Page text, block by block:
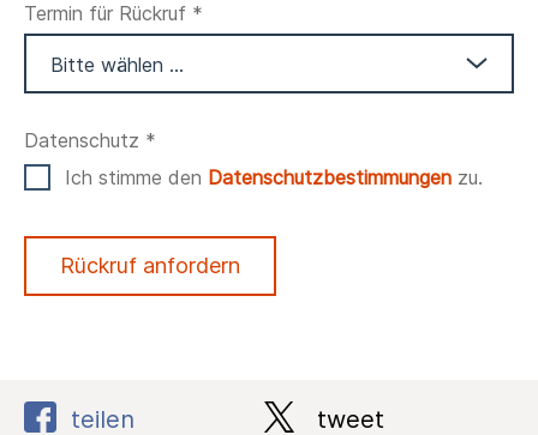
Termin für Rückruf *
Datenschutz *
Ich stimme den Datenschutzbestimmungen zu.
Rückruf anfordern
teilen tweet